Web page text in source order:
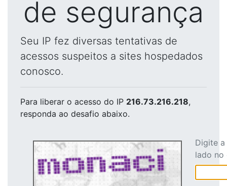
de segurança
Seu IP fez diversas tentativas de
acessos suspeitos a sites hospedados
conosco.
Para liberar o acesso do IP 216.73.216.218,
responda ao desafio abaixo.
Digite
lado no